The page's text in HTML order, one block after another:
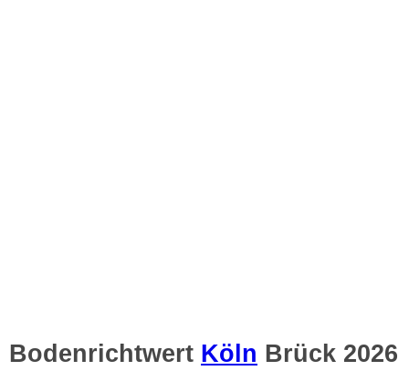
Bodenrichtwert Köln Brück 2026